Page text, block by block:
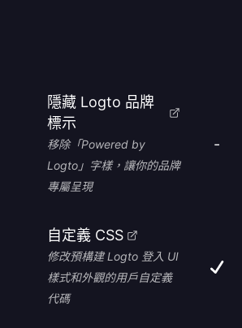
隱藏 Logto 品牌
標示
移除「Powered by
Logto」字樣，讓你的品牌
專屬呈現
-
自定義 CSS
修改預構建 Logto 登入 UI
樣式和外觀的用戶自定義
代碼